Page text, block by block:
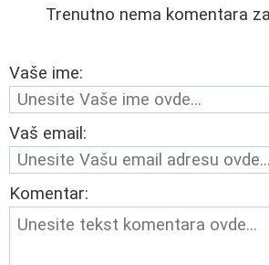
Trenutno nema komentara
Vaše ime:
Vaš email:
Komentar: